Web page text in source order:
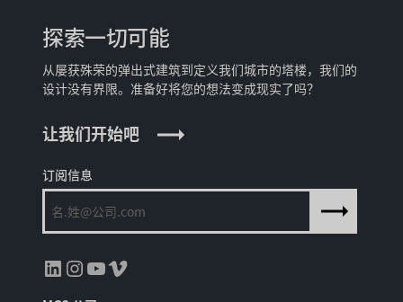
订阅信息
领英InstagramYouTube Vimeo
探索一切可能
从屡获殊荣的弹出式建筑到定义我们城市的塔楼，我们的
设计没有界限。准备好将您的想法变成现实了吗？
让我们开始吧